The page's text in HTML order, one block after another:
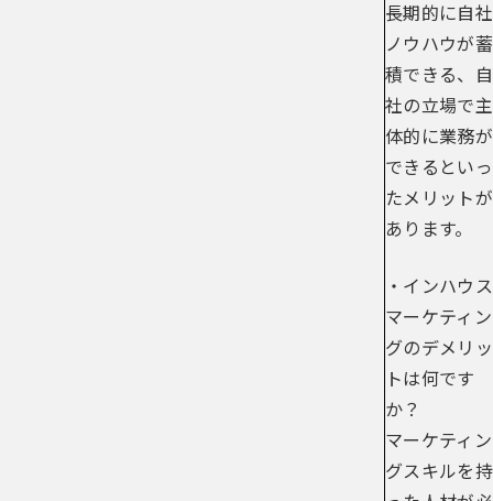
長期的に自社
ノウハウが蓄
積できる、自
社の立場で主
体的に業務が
できるといっ
たメリットが
あります。
・インハウス
マーケティン
グのデメリッ
トは何です
か？
マーケティン
グスキルを持